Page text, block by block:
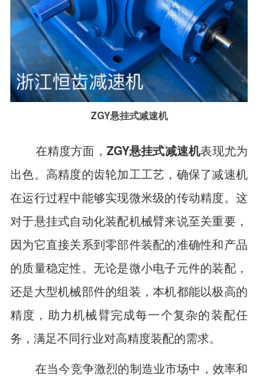
ZGY悬挂式减速机
在精度方面， ZGY悬挂式减速机表现尤为
出色。高精度的齿轮加工工艺，确保了减速机
在运行过程中能够实现微米级的传动精度。这
对于悬挂式自动化装配机械臂来说至关重要，
因为它直接关系到零部件装配的准确性和产品
的质量稳定性。无论是微小电子元件的装配，
还是大型机械部件的组装，本机都能以极高的
精度，助力机械臂完成每一个复杂的装配任
务，满足不同行业对高精度装配的需求。
在当今竞争激烈的制造业市场中，效率和